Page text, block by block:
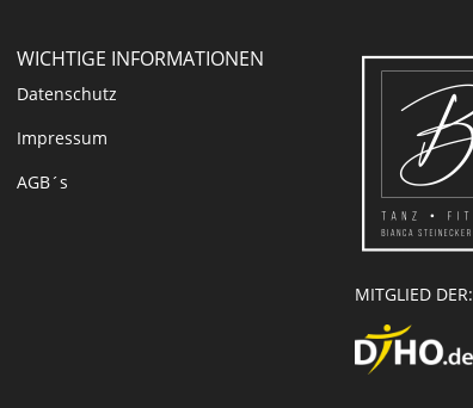
WICHTIGE INFORMATIONEN
Datenschutz
Impressum
AGB´s
MITGLIED DER: